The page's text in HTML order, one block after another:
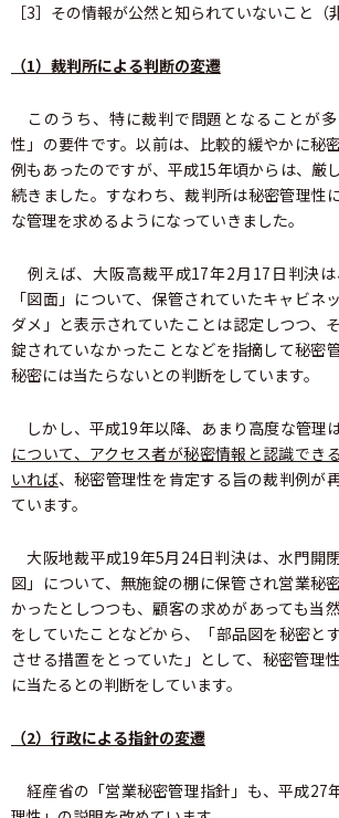
［3］その情報が公然と知られていないこと（
（1）裁判所による判断の変遷
このうち、特に裁判で問題となることが
性」の要件です。以前は、比較的緩やかに秘
例もあったのですが、平成15年頃からは、厳
続きました。すなわち、裁判所は秘密管理性
な管理を求めるようになっていきました。
例えば、大阪高裁平成17年2月17日判決
「図面」について、保管されていたキャビネ
ダメ」と表示されていたことは認定しつつ、
錠されていなかったことなどを指摘して秘密
秘密には当たらないとの判断をしています。
しかし、平成19年以降、あまり高度な管理は
について、アクセス者が秘密情報と認識でき
いれば、秘密管理性を肯定する旨の裁判例が
ています。
大阪地裁平成19年5月24日判決は、水門開
図」について、無施錠の棚に保管され営業秘
かったとしつつも、顧客の求めがあっても当
をしていたことなどから、「部品図を秘密と
させる措置をとっていた」として、秘密管理
に当たるとの判断をしています。
（2）行政による指針の変遷
経産省の「営業秘密管理指針」も、平成27